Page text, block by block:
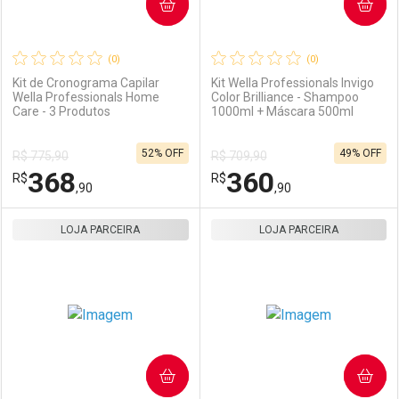
(0)
Kit de Cronograma Capilar
Wella Professionals Home
Care - 3 Produtos
R$ 775,90
R$368,90
52% OFF
COMPRAR
(0)
Kit Wella Professionals Invigo
Color Brilliance - Shampoo
1000ml + Máscara 500ml
R$ 709,90
R$360,90
49% OFF
COMPRAR
LOJA PARCEIRA
COMPRAR
LOJA PARCEIRA
COMPRAR